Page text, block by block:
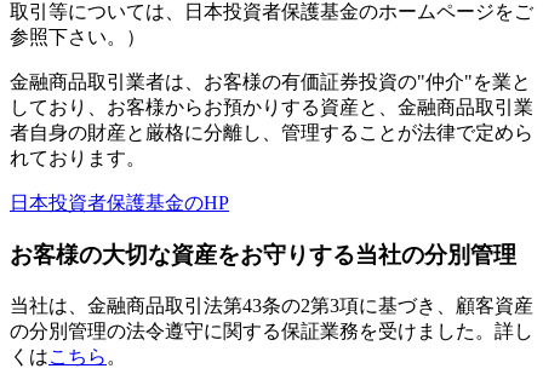
取引等については、日本投資者保護基金のホームページをご
参照下さい。）
金融商品取引業者は、お客様の有価証券投資の"仲介"を業と
しており、お客様からお預かりする資産と、金融商品取引業
者自身の財産と厳格に分離し、管理することが法律で定めら
れております。
日本投資者保護基金のHP
お客様の大切な資産をお守りする当社の分別管理
当社は、金融商品取引法第43条の2第3項に基づき、顧客資産
の分別管理の法令遵守に関する保証業務を受けました。詳し
くはこちら 。